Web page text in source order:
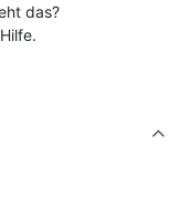
das?